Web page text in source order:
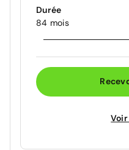
Durée
84 mois